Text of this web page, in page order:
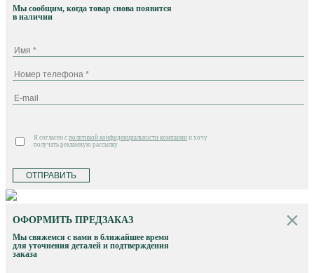
Мы сообщим, когда товар снова появится
в наличии
Я согласен с политикой конфиденциальности компании и хочу
получать рекламную рассылку
ОТПРАВИТЬ
ОФОРМИТЬ ПРЕДЗАКАЗ
Мы свяжемся с вами в ближайшее время
для уточнения деталей и подтверждения
заказа